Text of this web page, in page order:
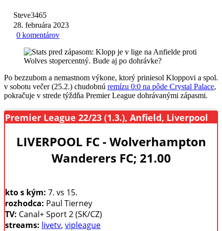
Steve3465
28. februára 2023
0 komentárov
Po bezzubom a nemastnom výkone, ktorý priniesol Kloppovi a spol.
v sobotu večer (25.2.) chudobnú remízu 0:0 na pôde Crystal Palace,
pokračuje v strede týždňa Premier League dohrávanými zápasmi.
Premier League 22/23 (1.3.), Anfield, Liverpool
LIVERPOOL FC - Wolverhampton
Wanderers FC; 21.00
kto s kým: 7. vs 15.
rozhodca: Paul Tierney
TV: Canal+ Sport 2 (SK/CZ)
streams: livetv, vipleague